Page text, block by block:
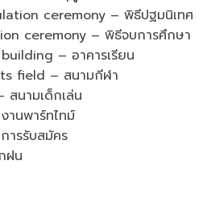
ceremony – พิธีปฐมนิเทศ
ceremony – พิธีจบการศึกษา
– อาคารเรียน
field – สนามกีฬา
นามเด็กเล่น
นพาร์ทไทม์
รรับสมัคร
ฝน